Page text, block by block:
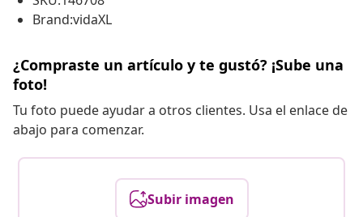
Brand:vidaXL
¿Compraste un artículo y te gustó? ¡Sube una
foto!
Tu foto puede ayudar a otros clientes. Usa el enlace de
abajo para comenzar.
Subir imagen